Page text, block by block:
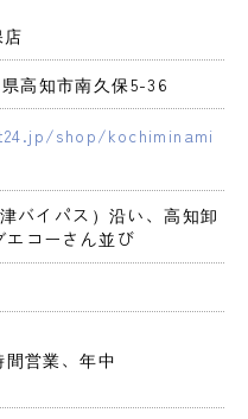
高知市南久保5-36
shop/kochiminami
バイパス）沿い、高知卸
エコーさん並び
間営業、年中